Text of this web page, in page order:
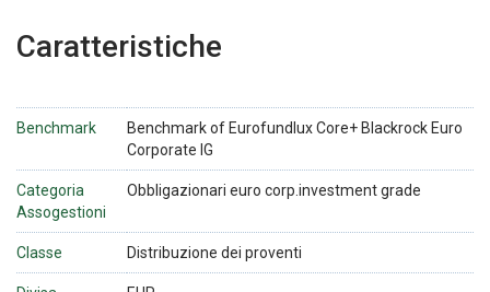
Caratteristiche
Benchmark
Benchmark of Eurofundlux Core+ Blackrock Euro
Corporate IG
Categoria
Assogestioni
Obbligazionari euro corp.investment grade
Classe Distribuzione dei proventi